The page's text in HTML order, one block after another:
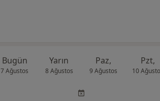
Bugün
7 Ağustos
Yarın
8 Ağustos
Paz,
9 Ağustos
Pzt,
10